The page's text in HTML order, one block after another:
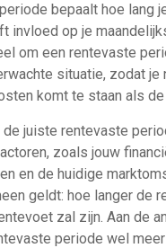
bepaalt hoe lang
invloed op je
om een rentevaste
situatie, zodat je
komt te staan als
juiste rentevaste
zoals jouw
en de huidige
geldt: hoe langer de
zal zijn. Aan de
periode wel